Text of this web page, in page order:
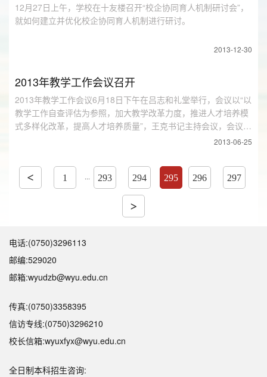
12月27日上午，学校在十友楼召开“校企协同育人机制研讨会”，
就如何建立并优化校企协同育人机制进行研讨。
2013-12-30
2013年教学工作会议召开
2013年教学工作会议6月18日下午在吕志和礼堂举行，会议以“以
教学工作自查评估为参照，加大教学改革力度，推进人才培养模
式多样化改革，提高人才培养质量”，王克书记主持会议，会议共
2013-06-25
1 ... 293 294 295 296 297
电话:(0750)3296113
邮编:529020
邮箱:wyudzb@wyu.edu.cn
传真:(0750)3358395
信访专线:(0750)3296210
校长信箱:wyuxfyx@wyu.edu.cn
全日制本科招生咨询: